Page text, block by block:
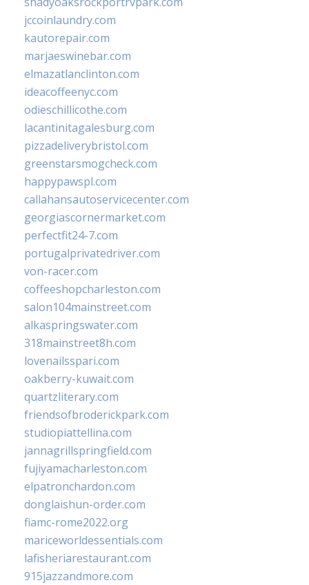
jccoinlaundry.com
kautorepair.com
marjaeswinebar.com
elmazatlanclinton.com
ideacoffeenyc.com
odieschillicothe.com
lacantinitagalesburg.com
pizzadeliverybristol.com
greenstarsmogcheck.com
happypawspl.com
callahansautoservicecenter.com
georgiascornermarket.com
perfectfit24-7.com
portugalprivatedriver.com
von-racer.com
coffeeshopcharleston.com
salon104mainstreet.com
alkaspringswater.com
318mainstreet8h.com
lovenailsspari.com
oakberry-kuwait.com
quartzliterary.com
friendsofbroderickpark.com
studiopiattellina.com
jannagrillspringfield.com
fujiyamacharleston.com
elpatronchardon.com
donglaishun-order.com
fiamc-rome2022.org
mariceworldessentials.com
lafisheriarestaurant.com
915jazzandmore.com